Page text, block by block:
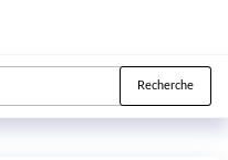
Recherche